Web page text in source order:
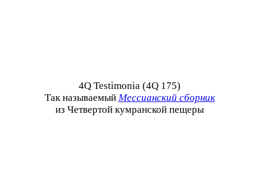
4Q Testimonia (4Q 175)
Так называемый Мессианский сборник
из Четвертой кумранской пещеры